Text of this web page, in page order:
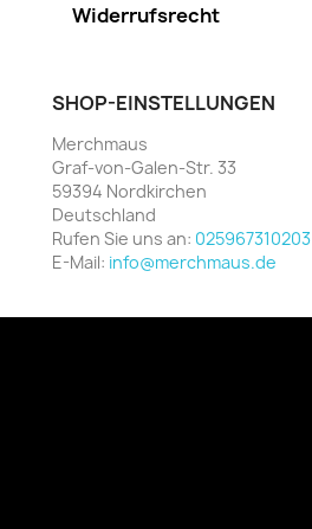
Widerrufsrecht
SHOP-EINSTELLUNGEN
Merchmaus
Graf-von-Galen-Str. 33
59394 Nordkirchen
Deutschland
Rufen Sie uns an: 025967310203
E-Mail: info@merchmaus.de